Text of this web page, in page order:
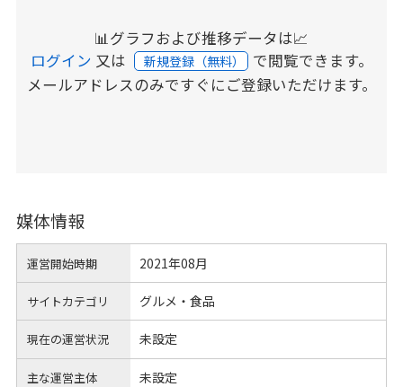
📊グラフおよび推移データは📈
ログイン 又は 新規登録（無料） で閲覧できます。
メールアドレスのみですぐにご登録いただけます。
媒体情報
運営開始時期 2021年08月
サイトカテゴリ グルメ・食品
現在の運営状況 未設定
主な運営主体 未設定